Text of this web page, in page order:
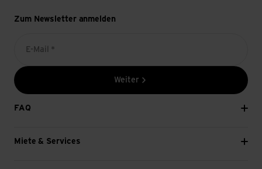
Zum Newsletter anmelden
E-Mail *
Weiter
FAQ
Miete & Services